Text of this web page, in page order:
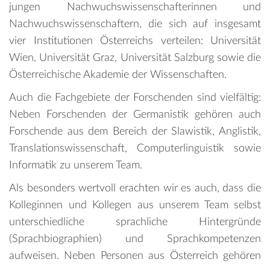
jungen Nachwuchswissenschafterinnen und
Nachwuchswissenschaftern, die sich auf insgesamt
vier Institutionen Österreichs verteilen: Universität
Wien, Universität Graz, Universität Salzburg sowie die
Österreichische Akademie der Wissenschaften.
Auch die Fachgebiete der Forschenden sind vielfältig:
Neben Forschenden der Germanistik gehören auch
Forschende aus dem Bereich der Slawistik, Anglistik,
Translationswissenschaft, Computerlinguistik sowie
Informatik zu unserem Team.
Als besonders wertvoll erachten wir es auch, dass die
Kolleginnen und Kollegen aus unserem Team selbst
unterschiedliche sprachliche Hintergründe
(Sprachbiographien) und Sprachkompetenzen
aufweisen. Neben Personen aus Österreich gehören